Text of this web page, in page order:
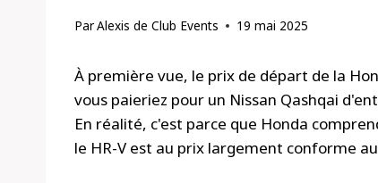
ParAlexis de Club Events 19 mai 2025
À première vue, le prix de départ de la
vous paieriez pour un Nissan Qashqai
En réalité, c'est parce que Honda
le HR-V est au prix largement conforme